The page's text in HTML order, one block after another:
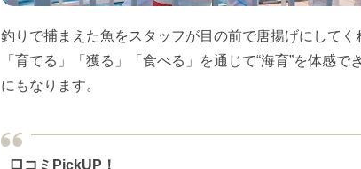
釣りで捕まえた魚をスタッフが目の前で唐揚げにしてく
「育てる」「獲る」「食べる」を通じて“海育”を体感
にもなります。
口コミPickUP！